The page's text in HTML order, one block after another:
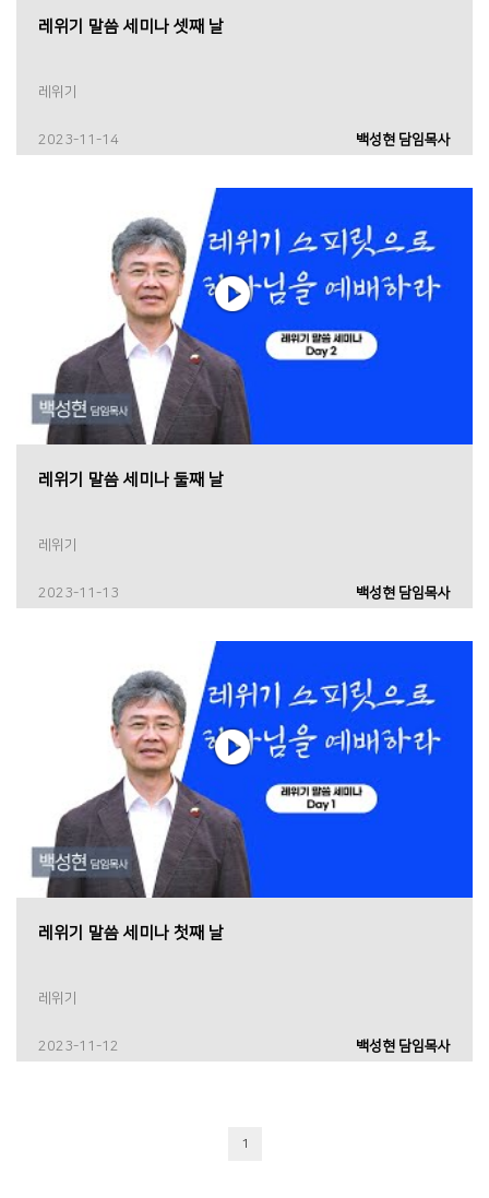
레위기 말씀 세미나 셋째 날
레위기
2023-11-14 백성현 담임목사
레위기 말씀 세미나 둘째 날
레위기
2023-11-13 백성현 담임목사
레위기 말씀 세미나 첫째 날
레위기
2023-11-12 백성현 담임목사
1